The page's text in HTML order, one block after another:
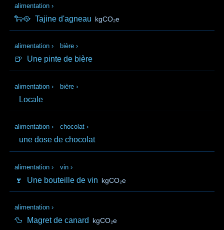
alimentation ›
🐑🥘 Tajine d'agneau kgCO₂e
alimentation › bière ›
🍺 Une pinte de bière
alimentation › bière ›
Locale
alimentation › chocolat ›
une dose de chocolat
alimentation › vin ›
🍷 Une bouteille de vin kgCO₂e
alimentation ›
🦆 Magret de canard kgCO₂e